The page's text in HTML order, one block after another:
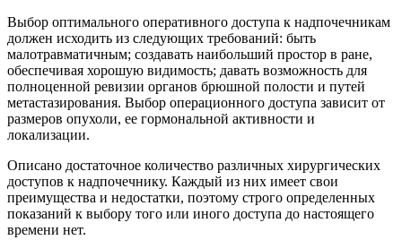
Выбор оптимального оперативного доступа к надпочечникам
должен исходить из следующих требований: быть
малотравматичным; создавать наибольший простор в ране,
обеспечивая хорошую видимость; давать возможность для
полноценной ревизии органов брюшной полости и путей
метастазирования. Выбор операционного доступа зависит от
размеров опухоли, ее гормональной активности и
локализации.
Описано достаточное количество различных хирургических
доступов к надпочечнику. Каждый из них имеет свои
преимущества и недостатки, поэтому строго определенных
показаний к выбору того или иного доступа до настоящего
времени нет.